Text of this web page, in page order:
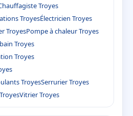
Troyes
TroyesÉlectricien Troyes
TroyesPompe à chaleur Troyes
Troyes
Troyes
TroyesSerrurier Troyes
Vitrier Troyes